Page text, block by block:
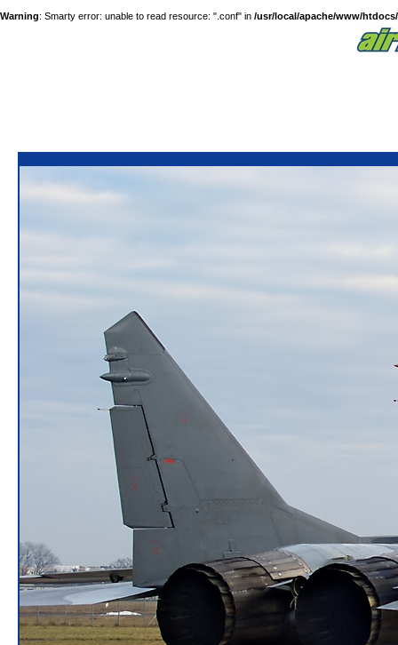
Warning: Smarty error: unable to read resource: ".conf" in /usr/local/apache/www/